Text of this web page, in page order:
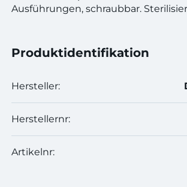
Ausführungen, schraubbar.
Produktidentifikation
Hersteller:
Herstellernr:
Artikelnr: